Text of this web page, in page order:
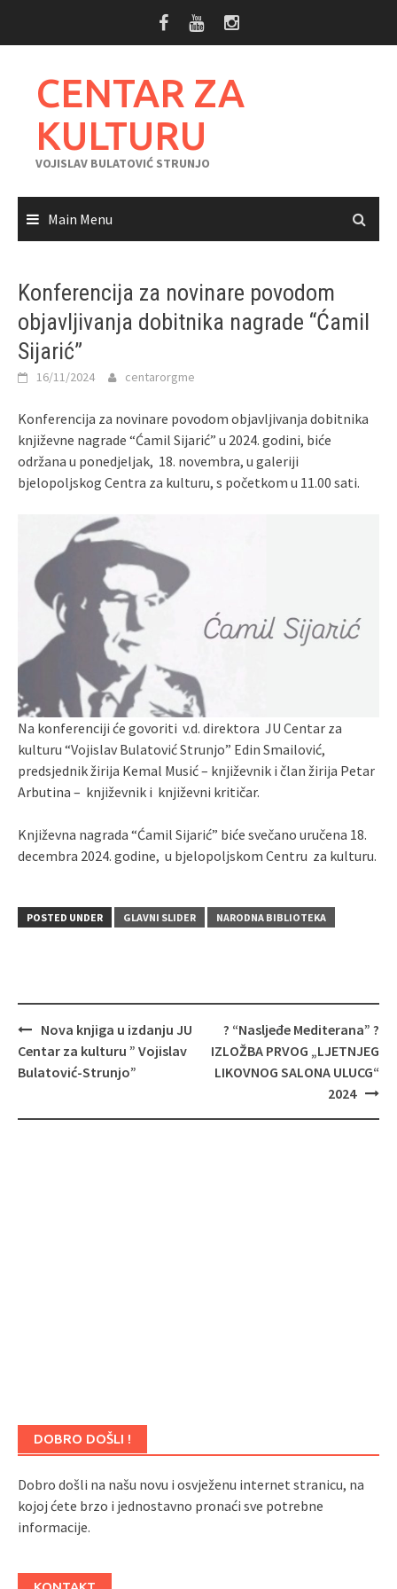
CENTAR ZA
KULTURU
VOJISLAV BULATOVIĆ STRUNJO
Main Menu
Konferencija za novinare povodom
objavljivanja dobitnika nagrade “Ćamil
Sijarić”
16/11/2024 centarorgme
Konferencija za novinare povodom objavljivanja dobitnika
književne nagrade “Ćamil Sijarić” u 2024. godini, biće
održana u ponedjeljak, 18. novembra, u galeriji
bjelopoljskog Centra za kulturu, s početkom u 11.00 sati.
Na konferenciji će govoriti v.d. direktora JU Centar za
kulturu “Vojislav Bulatović Strunjo” Edin Smailović,
predsjednik žirija Kemal Musić – književnik i član žirija Petar
Arbutina – književnik i književni kritičar.
Književna nagrada “Ćamil Sijarić” biće svečano uručena 18.
decembra 2024. godine, u bjelopoljskom Centru za kulturu.
POSTED UNDER GLAVNI SLIDER NARODNA BIBLIOTEKA
Post
navigation
Nova knjiga u izdanju JU
Centar za kulturu ” Vojislav
Bulatović-Strunjo”
? “Nasljeđe Mediterana” ?
IZLOŽBA PRVOG „LJETNJEG
LIKOVNOG SALONA ULUCG“
2024
DOBRO DOŠLI !
Dobro došli na našu novu i osvježenu internet stranicu, na
kojoj ćete brzo i jednostavno pronaći sve potrebne
informacije.